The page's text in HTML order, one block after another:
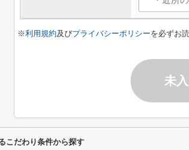
※利用規約及びプライバシーポリシーを必ずお
未
こだわり条件から探す